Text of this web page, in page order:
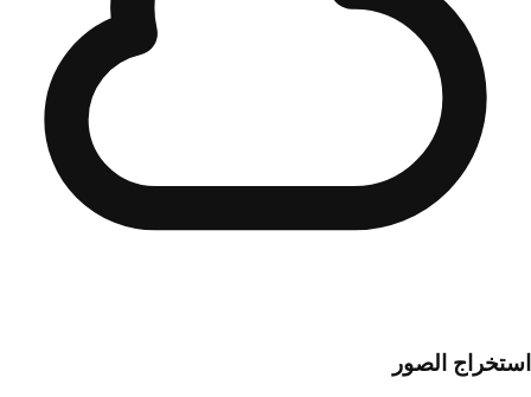
استخراج الصور